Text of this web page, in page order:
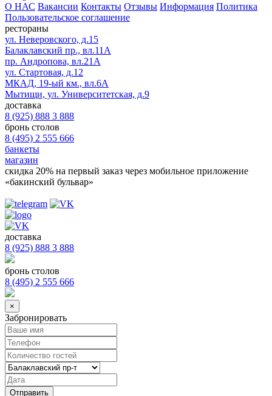
О НАС Вакансии Контакты Отзывы Информация Политика
Пользовательское соглашение
рестораны
ул. Неверовского, д.15
Балаклавский пр., вл.11А
пр. Андропова, вл.21А
ул. Стартовая, д.12
МКАД, 19-ый км., вл.6А
Мытищи, ул. Университетская, д.9
доставка
8 (925) 888 3 888
бронь столов
8 (495) 2 555 666
банкеты
магазин
скидка 20% на первый заказ через мобильное приложение
«бакинский бульвар»
доставка
8 (925) 888 3 888
бронь столов
8 (495) 2 555 666
×
Забронировать